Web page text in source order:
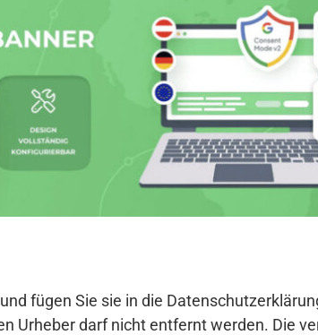
fügen Sie sie in die
Urheber darf nicht entfernt werden. Die